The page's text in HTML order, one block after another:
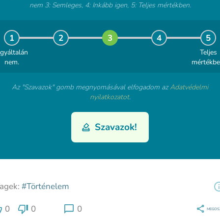
nem 3: Semleges, 4: Inkább igen, 5: Teljes mértékben.
1
nem.
2 3 4 5
Teljes
Az "Szavazok" gomb megnyomásával elfogadom azAdatvédelmi
nyilatkozatot.
Szavazok!
#Történelem
0 0 0